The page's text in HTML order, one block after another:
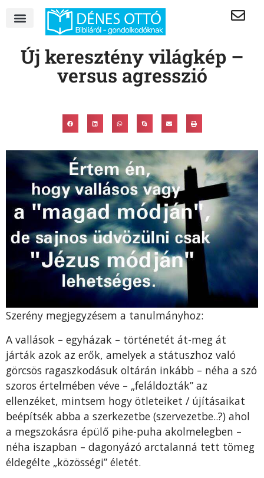
Új keresztény világkép –
versus agresszió
Szerény megjegyzésem a tanulmányhoz:
A vallások – egyházak – történetét át-meg át
járták azok az erők, amelyek a státuszhoz való
görcsös ragaszkodásuk oltárán inkább – néha a szó
szoros értelmében véve – „feláldozták” az
ellenzéket, mintsem hogy ötleteiket / újításaikat
beépítsék abba a szerkezetbe (szervezetbe..?) ahol
a megszokásra épülő pihe-puha akolmelegben –
néha iszapban – dagonyázó arctalanná tett tömeg
éldegélte „közösségi” életét.